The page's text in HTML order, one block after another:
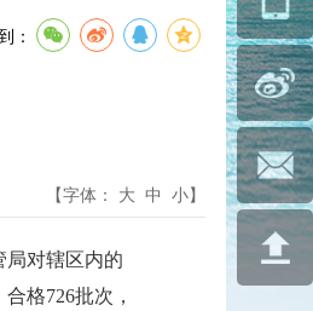
：
【字体： 大 中 小】
对辖区内的
格726批次，